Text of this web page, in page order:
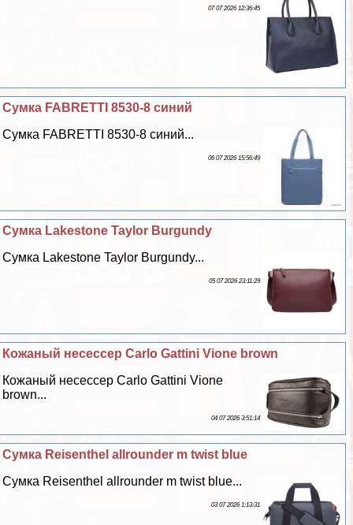
07 07 2026 12:36:45
Сумка FABRETTI 8530-8 синий
Сумка FABRETTI 8530-8 синий...
06 07 2026 15:56:49
Сумка Lakestone Taylor Burgundy
Сумка Lakestone Taylor Burgundy...
05 07 2026 23:11:29
Кожаный несессер Carlo Gattini Vione brown
Кожаный несессер Carlo Gattini Vione
brown...
04 07 2026 3:51:14
Сумка Reisenthel allrounder m twist blue
Сумка Reisenthel allrounder m twist blue...
03 07 2026 1:13:31